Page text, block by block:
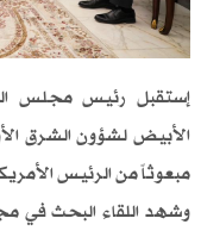
إستقبل رئيس مجلس
الأبيض لشؤون الشرق
مبعوثاً من الرئيس
وشهد اللقاء البحث في